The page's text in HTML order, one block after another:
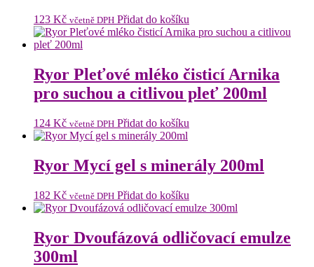
123 Kč včetně DPH Přidat do košíku
Ryor Pleťové mléko čisticí Arnika
pro suchou a citlivou pleť 200ml
124 Kč včetně DPH Přidat do košíku
Ryor Mycí gel s minerály 200ml
182 Kč včetně DPH Přidat do košíku
Ryor Dvoufázová odličovací emulze
300ml